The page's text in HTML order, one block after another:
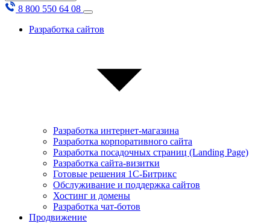
8 800 550 64 08
Разработка сайтов
Разработка интернет-магазина
Разработка корпоративного сайта
Разработка посадочных страниц (Landing Page)
Разработка сайта-визитки
Готовые решения 1С-Битрикс
Обслуживание и поддержка сайтов
Хостинг и домены
Разработка чат-ботов
Продвижение